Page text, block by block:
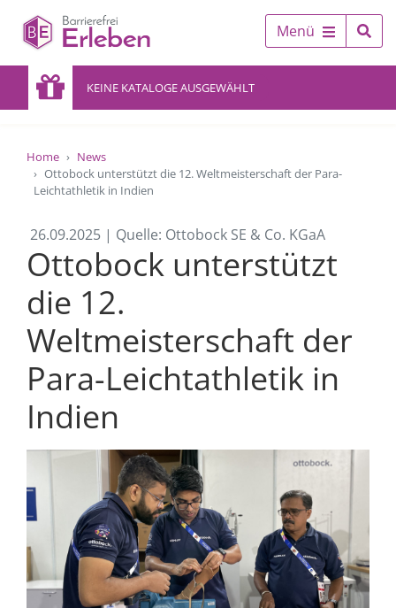
Menü
KEINE KATALOGE AUSGEWÄHLT
Home
News
Ottobock unterstützt die 12. Weltmeisterschaft der Para-
Leichtathletik in Indien
26.09.2025 | Quelle: Ottobock SE & Co. KGaA
Ottobock unterstützt
die 12.
Weltmeisterschaft der
Para-Leichtathletik in
Indien